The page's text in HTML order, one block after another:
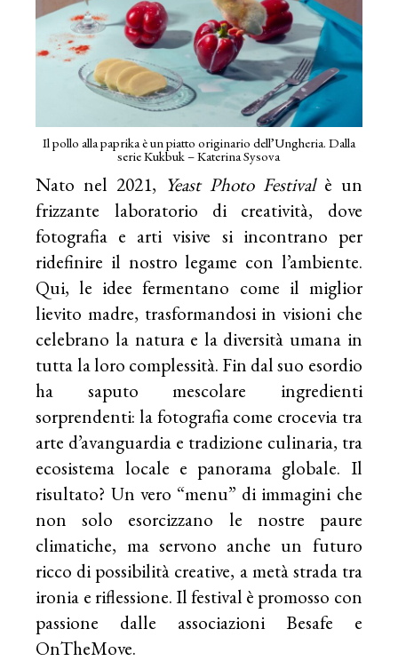
Il pollo alla paprika è un piatto originario dell’Ungheria. Dalla
serie Kukbuk – Katerina Sysova
Nato nel 2021, Yeast Photo Festivalè un
frizzante laboratorio di creatività, dove
fotografia e arti visive si incontrano per
ridefinire il nostro legame con l’ambiente.
Qui, le idee fermentano come il miglior
lievito madre, trasformandosi in visioni che
celebrano la natura e la diversità umana in
tutta la loro complessità. Fin dal suo esordio
ha saputo mescolare ingredienti
sorprendenti: la fotografia come crocevia tra
arte d’avanguardia e tradizione culinaria, tra
ecosistema locale e panorama globale. Il
risultato? Un vero “menu” di immagini che
non solo esorcizzano le nostre paure
climatiche, ma servono anche un futuro
ricco di possibilità creative, a metà strada tra
ironia e riflessione. Il festival è promosso con
passione dalle associazioni Besafe e
OnTheMove.